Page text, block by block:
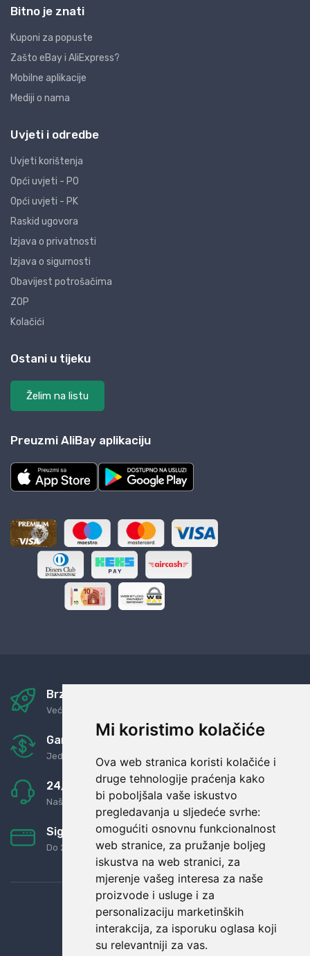
Mi koristimo kolačiće
Ova web stranica koristi kolačiće i
druge tehnologije praćenja kako
bi poboljšala vaše iskustvo
pregledavanja u sljedeće svrhe:
omogućiti osnovnu funkcionalnost
web stranice, za pružanje boljeg
iskustva na web stranici, za
mjerenje vašeg interesa za naše
proizvode i usluge i za
personalizaciju marketinških
interakcija, za isporuku oglasa koji
su relevantniji za vas.
Bitno je znati
Kuponi za popuste
Zašto eBay i AliExpress?
Mobilne aplikacije
Mediji o nama
Uvjeti i odredbe
Uvjeti korištenja
Opći uvjeti - PO
Opći uvjeti - PK
Raskid ugovora
Izjava o privatnosti
Izjava o sigurnosti
Obavijest potrošačima
ZOP
Kolačići
Ostani u tijeku
Želim na listu
Preuzmi AliBay aplikaciju
Brza i sigurna dostava
Već za nekoliko dana kod vas
Garancija u povrat novaca
Jednostavno pravilo: Roba za novac
24/7 odlična podrška
Naši agenti uvijek na raspolaganju
Sigurno obročno plaćanje
Do 24 rata bez kamata